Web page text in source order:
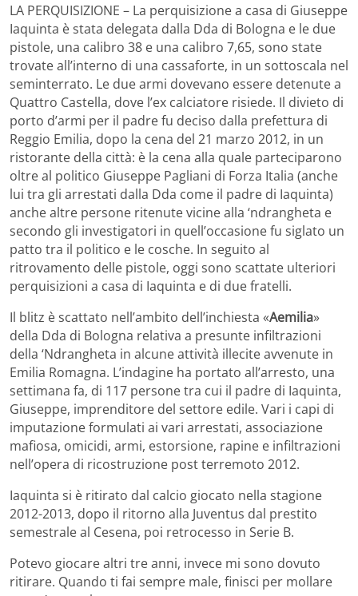
LA PERQUISIZIONE – La perquisizione a casa di Giuseppe
Iaquinta è stata delegata dalla Dda di Bologna e le due
pistole, una calibro 38 e una calibro 7,65, sono state
trovate all’interno di una cassaforte, in un sottoscala nel
seminterrato. Le due armi dovevano essere detenute a
Quattro Castella, dove l’ex calciatore risiede. Il divieto di
porto d’armi per il padre fu deciso dalla prefettura di
Reggio Emilia, dopo la cena del 21 marzo 2012, in un
ristorante della città: è la cena alla quale parteciparono
oltre al politico Giuseppe Pagliani di Forza Italia (anche
lui tra gli arrestati dalla Dda come il padre di Iaquinta)
anche altre persone ritenute vicine alla ‘ndrangheta e
secondo gli investigatori in quell’occasione fu siglato un
patto tra il politico e le cosche. In seguito al
ritrovamento delle pistole, oggi sono scattate ulteriori
perquisizioni a casa di Iaquinta e di due fratelli.
Il blitz è scattato nell’ambito dell’inchiesta «Aemilia»
della Dda di Bologna relativa a presunte infiltrazioni
della ‘Ndrangheta in alcune attività illecite avvenute in
Emilia Romagna. L’indagine ha portato all’arresto, una
settimana fa, di 117 persone tra cui il padre di Iaquinta,
Giuseppe, imprenditore del settore edile. Vari i capi di
imputazione formulati ai vari arrestati, associazione
mafiosa, omicidi, armi, estorsione, rapine e infiltrazioni
nell’opera di ricostruzione post terremoto 2012.
Iaquinta si è ritirato dal calcio giocato nella stagione
2012-2013, dopo il ritorno alla Juventus dal prestito
semestrale al Cesena, poi retrocesso in Serie B.
Potevo giocare altri tre anni, invece mi sono dovuto
ritirare. Quando ti fai sempre male, finisci per mollare